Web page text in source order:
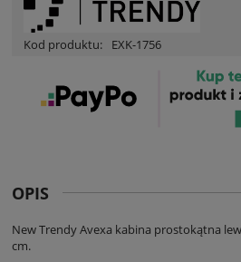
Kod produktu: EXK-1756
OPIS
New Trendy Avexa kabina prostokątna
cm.